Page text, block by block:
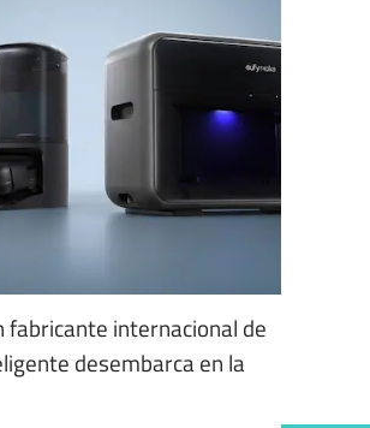
fabricante internacional de
desembarca en la